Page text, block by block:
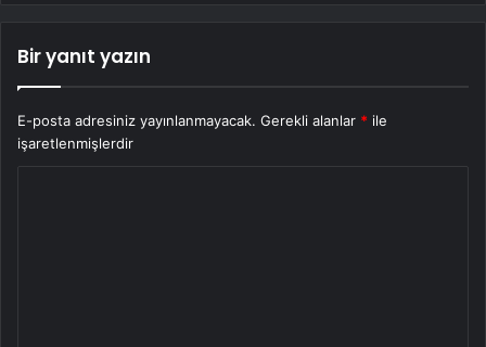
Bir yanıt yazın
E-posta adresiniz yayınlanmayacak. Gerekli alanlar * ile
işaretlenmişlerdir